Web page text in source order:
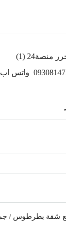
منصة24 (1)
واتس اب